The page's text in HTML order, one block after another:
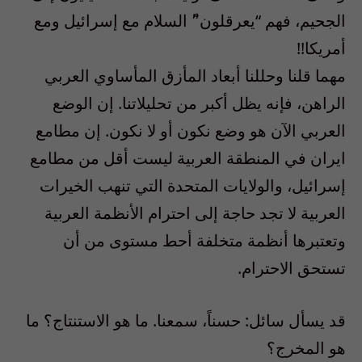
الجحيم، فهم “يعرقلون”ً السلام مع إسرائيل ومع
أمريكا!!
مهما قلنا وحللنا أبعاد المأزق المأساوي العربي
الراهن، فإنه يظل أكبر من تحليلاتنا. إن الوضع
العربي الآن هو وضع نكون أو لا نكون. إن مطامع
ايران في المنطقة العربية ليست أقل من مطامع
إسرائيل، والولايات المتحدة التي تنهب الخيرات
العربية لا تجد حاجة إلى احترام الأنظمة العربية
وتعتبرها أنظمة متخلفة أحط مستوى من أن
تستحق الاحترام.
قد يسأل سائل: حسناً، سمعنا. ما هو الاستنتاج؟ ما
هو المخرج؟